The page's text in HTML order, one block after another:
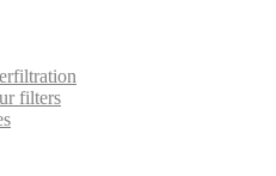
filters